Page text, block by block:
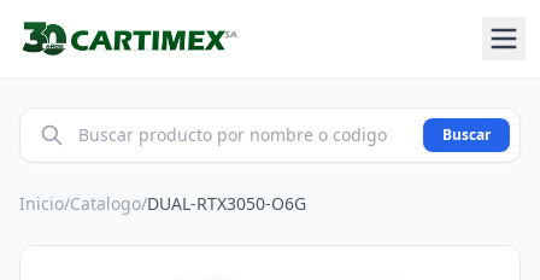
Buscar
Inicio/Catalogo/DUAL-RTX3050-O6G